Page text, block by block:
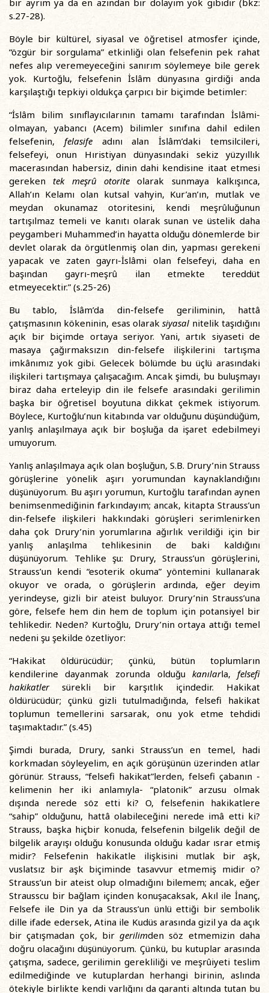
bir ayrım ya da en azından bir dolayım yok gibidir (bkz:
s.27-28).
Böyle bir kültürel, siyasal ve öğretisel atmosfer içinde,
“özgür bir sorgulama” etkinliği olan felsefenin pek rahat
nefes alıp veremeyeceğini sanırım söylemeye bile gerek
yok. Kurtoğlu, felsefenin İslâm dünyasına girdiği anda
karşılaştığı tepkiyi oldukça çarpıcı bir biçimde betimler:
“İslâm bilim sınıflayıcılarının tamamı tarafından İslâmi-
olmayan, yabancı (Acem) bilimler sınıfına dahil edilen
felsefenin, felasifeadını alan İslâm’daki temsilcileri,
felsefeyi, onun Hıristiyan dünyasındaki sekiz yüzyıllık
macerasından habersiz, dinin dahi kendisine itaat etmesi
gerekentek meşrû otorite olarak sunmaya kalkışınca,
Allah’ın Kelamı olan kutsal vahyin, Kur’an’ın, mutlak ve
meydan okunamaz otoritesini, kendi meşrûluğunun
tartışılmaz temeli ve kanıtı olarak sunan ve üstelik daha
peygamberi Muhammed’in hayatta olduğu dönemlerde bir
devlet olarak da örgütlenmiş olan din, yapması gerekeni
yapacak ve zaten gayrı-İslâmi olan felsefeyi, daha en
başından gayrı-meşrû ilan etmekte tereddüt
etmeyecektir.” (s.25-26)
Bu tablo, İslâm’da din-felsefe geriliminin, hattâ
çatışmasının kökeninin, esas olaraksiyasal nitelik taşıdığını
açık bir biçimde ortaya seriyor. Yani, artık siyaseti de
masaya çağırmaksızın din-felsefe ilişkilerini tartışma
imkânımız yok gibi. Gelecek bölümde bu üçlü arasındaki
ilişkileri tartışmaya çalışacağım. Ancak şimdi, bu buluşmayı
biraz daha erteleyip din ile felsefe arasındaki gerilimin
başka bir öğretisel boyutuna dikkat çekmek istiyorum.
Böylece, Kurtoğlu’nun kitabında var olduğunu düşündüğüm,
yanlış anlaşılmaya açık bir boşluğa da işaret edebilmeyi
umuyorum.
Yanlış anlaşılmaya açık olan boşluğun, S.B. Drury’nin Strauss
görüşlerine yönelik aşırı yorumundan kaynaklandığını
düşünüyorum. Bu aşırı yorumun, Kurtoğlu tarafından aynen
benimsenmediğinin farkındayım; ancak, kitapta Strauss’un
din-felsefe ilişkileri hakkındaki görüşleri serimlenirken
daha çok Drury’nin yorumlarına ağırlık verildiği için bir
yanlış anlaşılma tehlikesinin de baki kaldığını
düşünüyorum. Tehlike şu: Drury, Strauss’un görüşlerini,
Strauss’un kendi “esoterik okuma” yöntemini kullanarak
okuyor ve orada, o görüşlerin ardında, eğer deyim
yerindeyse, gizli bir ateist buluyor. Drury’nin Strauss’una
göre, felsefe hem din hem de toplum için potansiyel bir
tehlikedir. Neden? Kurtoğlu, Drury’nin ortaya attığı temel
nedeni şu şekilde özetliyor:
“Hakikat öldürücüdür; çünkü, bütün toplumların
kendilerine dayanmak zorunda olduğu kanılarla,felsefi
hakikatlersürekli bir karşıtlık içindedir. Hakikat
öldürücüdür; çünkü gizli tutulmadığında, felsefi hakikat
toplumun temellerini sarsarak, onu yok etme tehdidi
taşımaktadır.” (s.45)
Şimdi burada, Drury, sanki Strauss’un en temel, hadi
korkmadan söyleyelim, en açık görüşünün üzerinden atlar
görünür. Strauss, “felsefi hakikat”lerden, felsefi çabanın -
kelimenin her iki anlamıyla- “platonik” arzusu olmak
dışında nerede söz etti ki? O, felsefenin hakikatlere
“sahip” olduğunu, hattâ olabileceğini nerede imâ etti ki?
Strauss, başka hiçbir konuda, felsefenin bilgelik değil de
bilgelik arayışı olduğu konusunda olduğu kadar ısrar etmiş
midir? Felsefenin hakikatle ilişkisini mutlak bir aşk,
vuslatsız bir aşk biçiminde tasavvur etmemiş midir o?
Strauss’un bir ateist olup olmadığını bilemem; ancak, eğer
Strausscu bir bağlam içinden konuşacaksak, Akıl ile İnanç,
Felsefe ile Din ya da Strauss’un ünlü ettiği bir sembolik
dille ifade edersek, Atina ile Kudüs arasında gizil ya da açık
bir çatışmadan çok, birgerilimden söz etmemizin daha
doğru olacağını düşünüyorum. Çünkü, bu kutuplar arasında
çatışma, sadece, gerilimin gerekliliği ve meşrûiyeti teslim
edilmediğinde ve kutuplardan herhangi birinin, aslında
ötekiyle birlikte kendi varlığını da garanti altında tutan bu